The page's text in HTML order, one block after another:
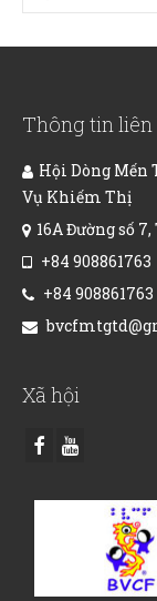
for:
Thông tin liên
Hội Dòng Mến
Vụ Khiếm Thị
16A Đường số
+84 908861763
+84 908861763
Xã hội